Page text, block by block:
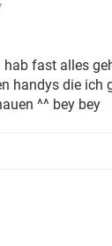
fast alles
handys die ich
^^ bey bey